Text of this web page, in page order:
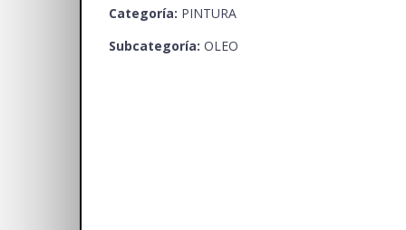
Categoría: PINTURA
Subcategoría: OLEO